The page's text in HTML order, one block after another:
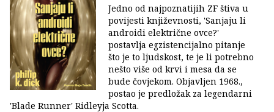
Jedno od najpoznatijih ZF štiva u
povijesti književnosti, 'Sanjaju li
androidi električne ovce?'
postavlja egzistencijalno pitanje
što je to ljudskost, te je li potrebno
nešto više od krvi i mesa da se
bude čovjekom. Objavljen 1968.,
postao je predložak za legendarni
'Blade Runner' Ridleyja Scotta.